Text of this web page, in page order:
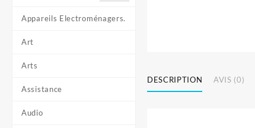
Appareils Electroménagers.
Art
Arts
Assistance
Audio
DESCRIPTION AVIS (0)